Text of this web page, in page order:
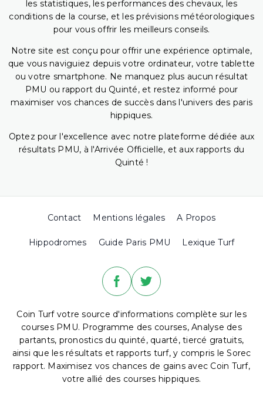
les statistiques, les performances des chevaux, les
conditions de la course, et les prévisions météorologiques
pour vous offrir les meilleurs conseils.
Notre site est conçu pour offrir une expérience optimale,
que vous naviguiez depuis votre ordinateur, votre tablette
ou votre smartphone. Ne manquez plus aucun résultat
PMU ou rapport du Quinté, et restez informé pour
maximiser vos chances de succès dans l'univers des paris
hippiques.
Optez pour l'excellence avec notre plateforme dédiée aux
résultats PMU, à l'Arrivée Officielle, et aux rapports du
Quinté !
Contact Mentions légales A Propos
Hippodromes Guide Paris PMU Lexique Turf
Coin Turf votre source d'informations complète sur les
courses PMU. Programme des courses, Analyse des
partants, pronostics du quinté, quarté, tiercé gratuits,
ainsi que les résultats et rapports turf, y compris le Sorec
rapport. Maximisez vos chances de gains avec Coin Turf,
votre allié des courses hippiques.